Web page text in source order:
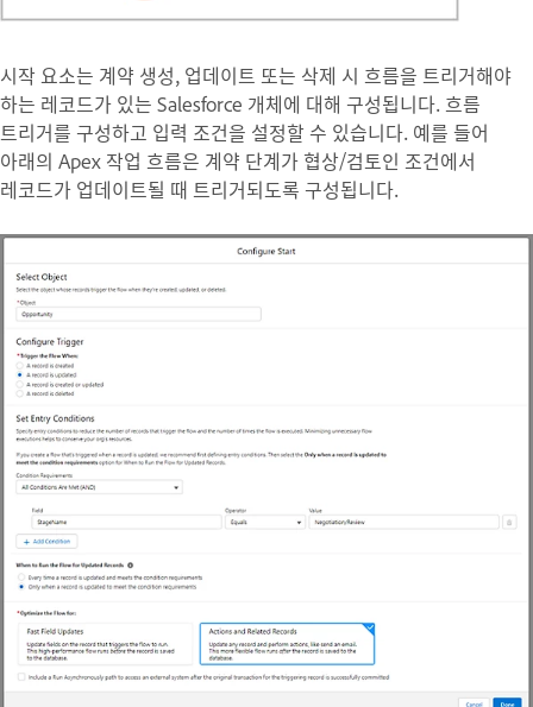
시작 요소는 계약 생성, 업데이트 또는 삭제 시 흐름을 트리거해야
하는 레코드가 있는 Salesforce 개체에 대해 구성됩니다. 흐름
트리거를 구성하고 입력 조건을 설정할 수 있습니다. 예를 들어
아래의 Apex 작업 흐름은 계약 단계가 협상/검토인 조건에서
레코드가 업데이트될 때 트리거되도록 구성됩니다.